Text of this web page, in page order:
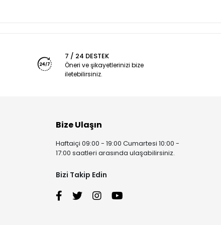
7 / 24 DESTEK
Öneri ve şikayetlerinizi bize
iletebilirsiniz.
Bize Ulaşın
Haftaiçi 09:00 - 19:00 Cumartesi 10:00 -
17:00 saatleri arasında ulaşabilirsiniz.
Bizi Takip Edin